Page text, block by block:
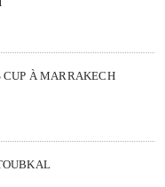
À MARRAKECH